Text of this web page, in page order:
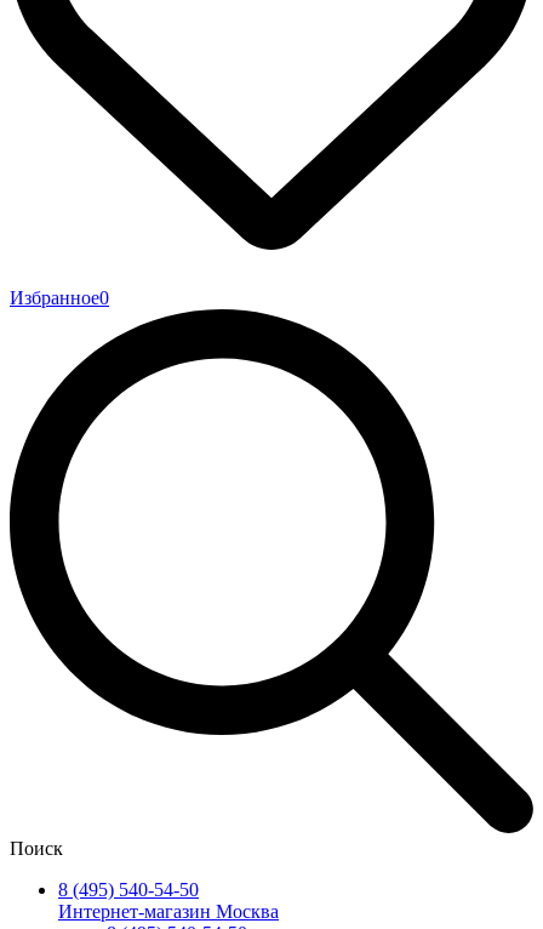
Избранное0
Поиск
8 (495) 540-54-50
Интернет-магазин Москва